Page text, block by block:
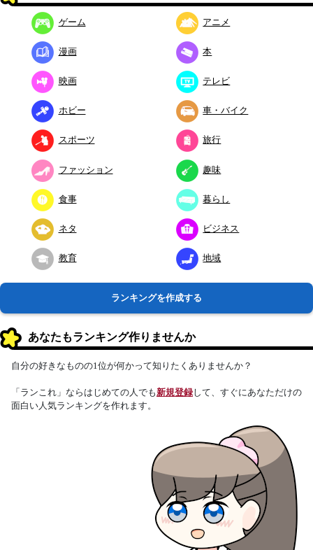
ゲーム アニメ
漫画 本
映画 テレビ
ホビー 車・バイク
スポーツ 旅行
ファッション 趣味
食事 暮らし
ネタ ビジネス
教育 地域
ランキングを作成する
あなたもランキング作りませんか
自分の好きなものの1位が何かって知りたくありませんか？
「ランこれ」ならはじめての人でも新規登録して、すぐにあなただけの
面白い人気ランキングを作れます。